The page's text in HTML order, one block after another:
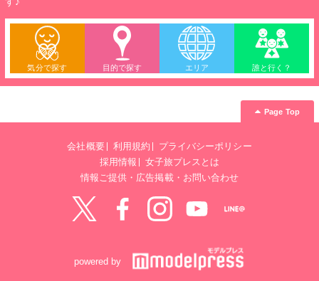
気分で探す 目的で探す エリア 誰と行く？
Page Top
会社概要 利用規約
プライバシーポリシー
採用情報
女子旅プレスとは
情報ご提供・広告掲載・お問い合わせ
powered by